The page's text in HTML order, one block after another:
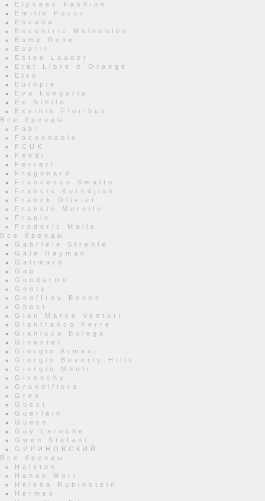
Elysees Fashion
Emilio Pucci
Escada
Escentric Molecules
Esme Rene
Esprit
Estee Lauder
Etat Libre d`Orange
Etro
Eutopie
Eva Longoria
Ex Nihilo
Exvinis Floribus
Все бренды
Fabi
Faconnable
FCUK
Fendi
Ferrari
Fragonard
Francesco Smalto
Francis Kurkdjian
Franck Olivier
Frankie Morello
Frapin
Frederic Malle
Все бренды
Gabriele Strehle
Gale Hayman
Galimard
Gap
Gendarme
Genty
Geoffrey Beene
Ghost
Gian Marco Venturi
Gianfranco Ferre
Gianluca Bulega
Ginestet
Giorgio Armani
Giorgio Beverly Hills
Giorgio Monti
Givenchy
Grandiflora
Gres
Gucci
Guerlain
Guess
Guy Laroche
Gwen Stefani
GИРИНОВСКИЙ
Все бренды
Halston
Hanae Mori
Helena Rubinstein
Hermes